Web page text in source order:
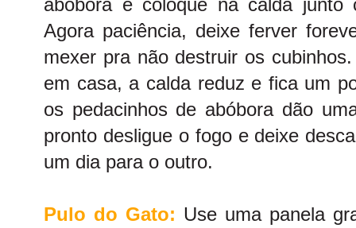
Agora paciência, deixe ferver
mexer pra não destruir os
em casa, a calda reduz e fica um
os pedacinhos de abóbora dão
pronto desligue o fogo e deixe
um dia para o outro.
Pulo do Gato: Use uma panela